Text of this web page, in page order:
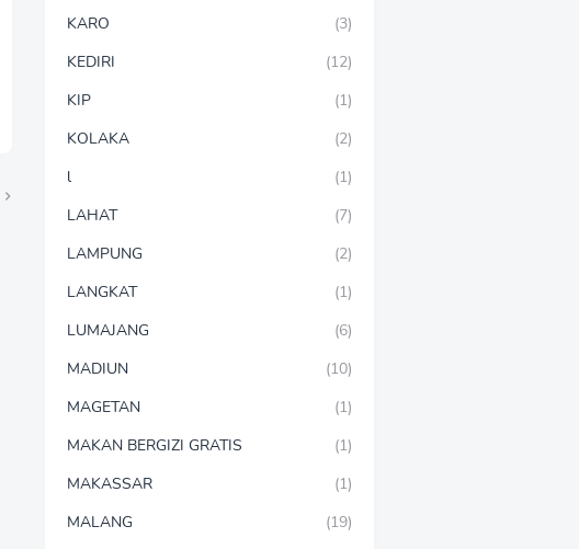
KARO
(3)
KEDIRI
(12)
KIP
(1)
KOLAKA
(2)
l
(1)
LAHAT
(7)
LAMPUNG
(2)
LANGKAT
(1)
LUMAJANG
(6)
MADIUN
(10)
MAGETAN
(1)
MAKAN BERGIZI GRATIS
(1)
MAKASSAR
(1)
MALANG
(19)